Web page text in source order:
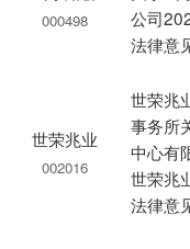
000498
公司
法律意
世荣兆业
002016
世荣兆
事务所
中心有
世荣兆
法律意